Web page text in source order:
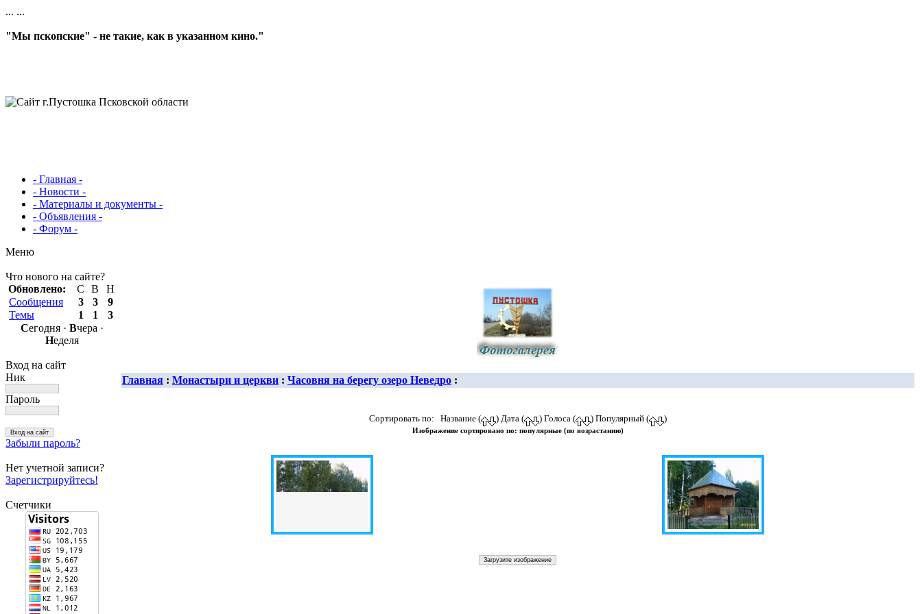
... ...
"Мы пскопские" - не такие, как в указанном кино."
- Главная -
- Новости -
- Материалы и документы -
- Объявления -
- Форум -
Меню
Что нового на сайте?
Обновлено:
С В
Н
Сообщения
3 3
9
Темы
1 1
3
Сегодня · Вчера ·
Неделя
Вход на сайт
Ник
Пароль
Забыли пароль?
Нет учетной записи?
Зарегистрируйтесь!
Счетчики
Главная : Монастыри и церкви : Часовня на берегу озеро Неведро :
Сортировать по: Название ( ) Дата ( ) Голоса ( ) Популярный ( )
Изображение сортировано по: популярные (по возрастанию)